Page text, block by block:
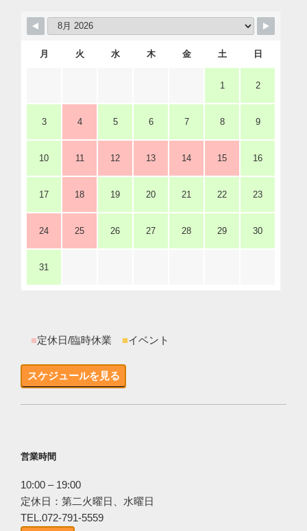
月 火 水 木 金 土 日
1 2
3 4 5 6 7 8 9
10 11 12 13 14 15 16
17 18 19 20 21 22 23
24 25 26 27 28 29 30
31
■定休日/臨時休業 ■イベント
スケジュールを見る
営業時間
10:00 – 19:00
定休日：第二火曜日、水曜日
TEL.072-791-5559